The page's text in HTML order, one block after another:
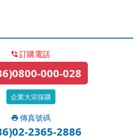
訂購電話
000-028
企業大宗採購
傳真號碼
2365-2886